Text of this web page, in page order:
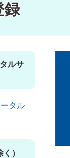
録
ルサ
タル
）